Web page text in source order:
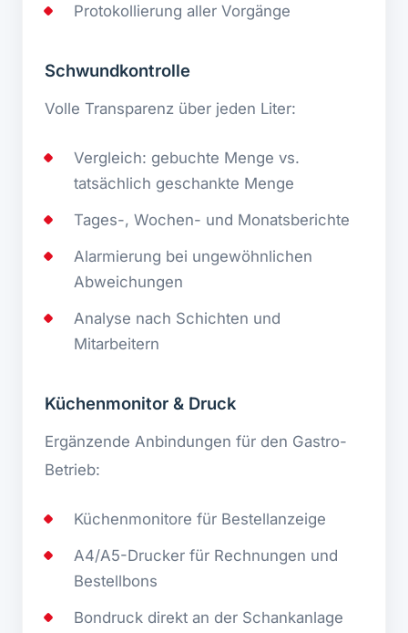
Protokollierung aller Vorgänge
Schwundkontrolle
Volle Transparenz über jeden Liter:
Vergleich: gebuchte Menge vs.
tatsächlich geschankte Menge
Tages-, Wochen- und Monatsberichte
Alarmierung bei ungewöhnlichen
Abweichungen
Analyse nach Schichten und
Mitarbeitern
Küchenmonitor & Druck
Ergänzende Anbindungen für den Gastro-
Betrieb:
Küchenmonitore für Bestellanzeige
A4/A5-Drucker für Rechnungen und
Bestellbons
Bondruck direkt an der Schankanlage